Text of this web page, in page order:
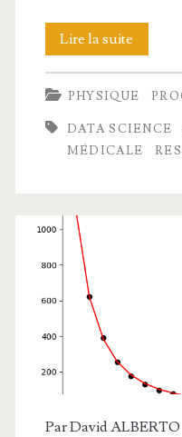
Lire la suite
et
lancer
PHYSIQUE
DATA SCIENCE
MÉDICALE
ParDavid ALBERTO